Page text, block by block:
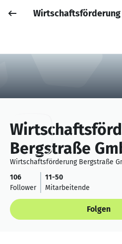
Wirtschaftsförderung
Bergstraße
Wirtschaftsförderung Bergstraße
106
Follower
11-50
Mitarbeitende
Folgen